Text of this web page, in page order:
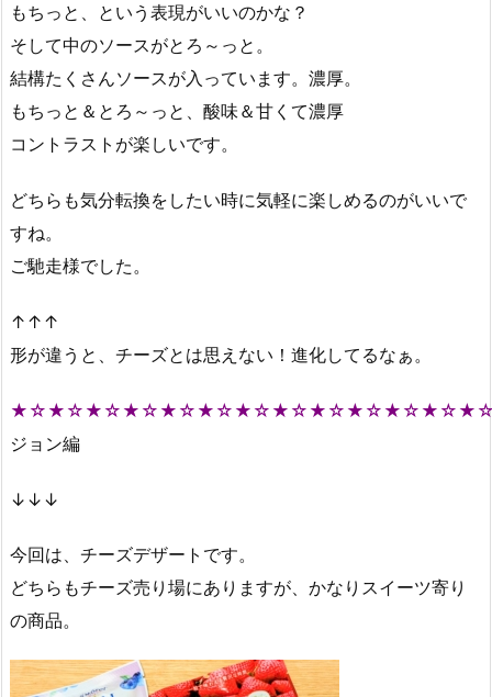
もちっと、という表現がいいのかな？
そして中のソースがとろ～っと。
結構たくさんソースが入っています。濃厚。
もちっと＆とろ～っと、酸味＆甘くて濃厚
コントラストが楽しいです。
どちらも気分転換をしたい時に気軽に楽しめるのがいいで
すね。
ご馳走様でした。
↑↑↑
形が違うと、チーズとは思えない！進化してるなぁ。
ジョン編
↓↓↓
今回は、チーズデザートです。
どちらもチーズ売り場にありますが、かなりスイーツ寄り
の商品。